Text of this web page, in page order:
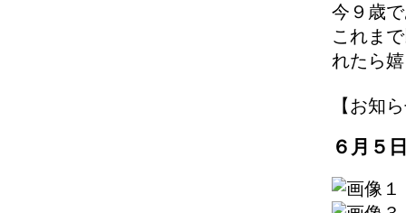
今９歳
これま
れたら
【お知
６月５